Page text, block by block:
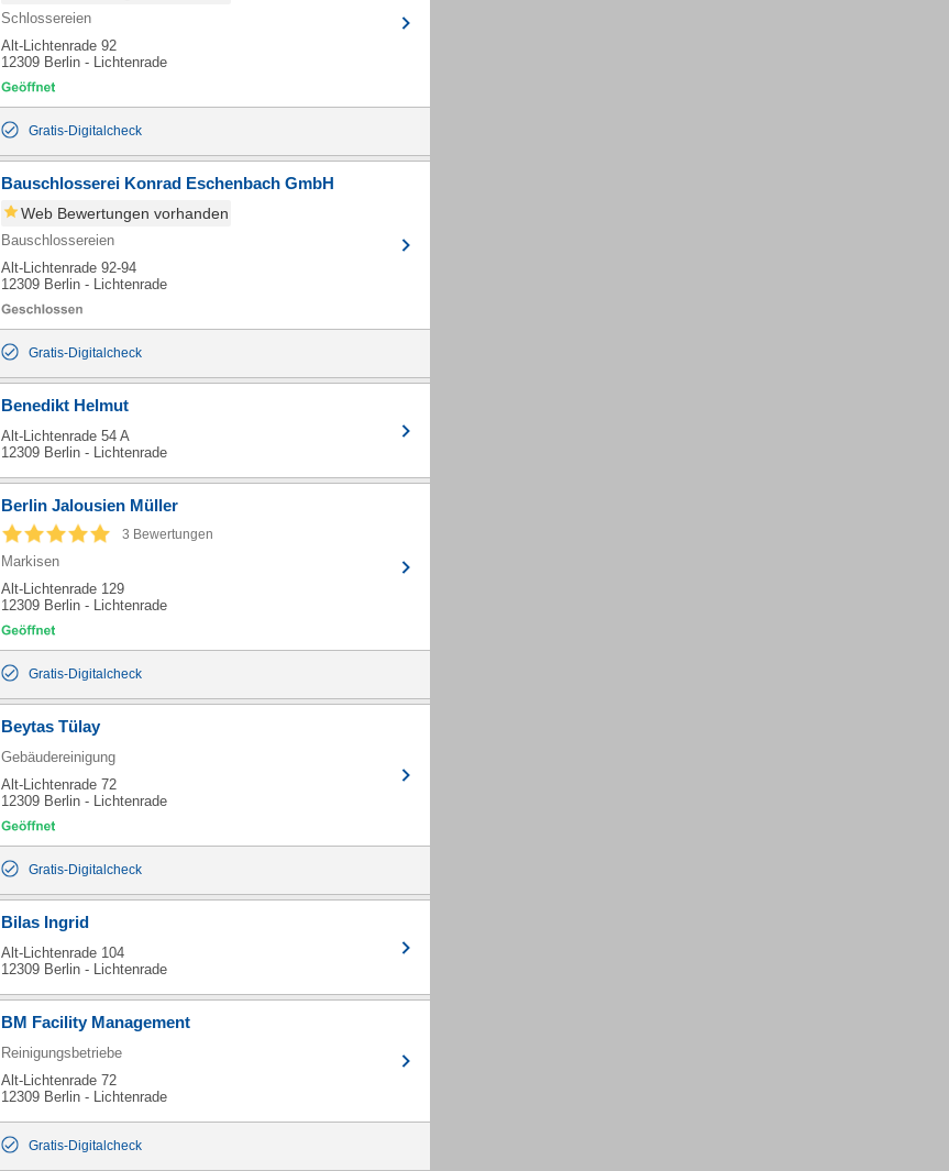
Schlossereien
Alt-Lichtenrade 92
12309 Berlin - Lichtenrade
Gratis-Digitalcheck
Bauschlosserei Konrad Eschenbach GmbH
Web Bewertungen vorhanden
Bauschlossereien
Alt-Lichtenrade 92-94
12309 Berlin - Lichtenrade
Gratis-Digitalcheck
Benedikt Helmut
Alt-Lichtenrade 54 A
12309 Berlin - Lichtenrade
Berlin Jalousien Müller
3 Bewertungen
Markisen
Alt-Lichtenrade 129
12309 Berlin - Lichtenrade
Gratis-Digitalcheck
Beytas Tülay
Gebäudereinigung
Alt-Lichtenrade 72
12309 Berlin - Lichtenrade
Gratis-Digitalcheck
Bilas Ingrid
Alt-Lichtenrade 104
12309 Berlin - Lichtenrade
BM Facility Management
Reinigungsbetriebe
Alt-Lichtenrade 72
12309 Berlin - Lichtenrade
Gratis-Digitalcheck